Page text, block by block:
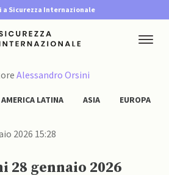
a Sicurezza Internazionale
Alessandro Orsini
AMERICA LATINA ASIA EUROPA
2026 15:28
gennaio 2026